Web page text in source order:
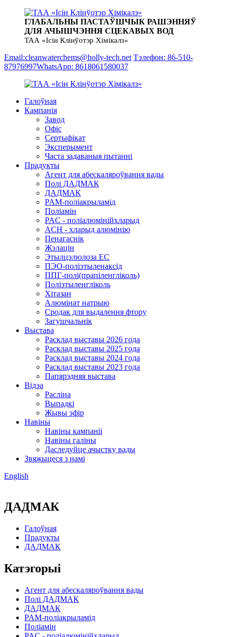
ГЛАБАЛЬНЫ ПАСТАЎШЧЫК РАШЭННЯЎ
ДЛЯ АЧЫШЧЭННЯ СЦЕКАВЫХ ВОД
ТАА «Ісін Клінўотэр Хімікалз»
Email:cleanwaterchems@holly-tech.net Тэлефон: 86-510-
87976997WhatsApp: 8618061580037
Галоўная
Кампанія
Завод
Офіс
Сертыфікат
Эксперымент
Часта задаваныя пытанні
Прадукты
Агент для абескаляроўвання вады
Полі ДАДМАК
ДАДМАК
PAM-поліакрыламід
Поліамін
PAC - поліалюмінійхларыд
ACH - хларыд алюмінію
Пенагаснік
Жэлацін
Этылцэлюлоза EC
ПЭО-поліэтыленаксід
ППГ-полі(прапіленгліколь)
Поліэтыленгліколь
Хітазан
Алюмінат натрыю
Сродак для выдалення фтору
Загушчальнік
Выстава
Расклад выставы 2026 года
Расклад выставы 2025 года
Расклад выставы 2024 года
Расклад выставы 2023 года
Папярэдняя выстава
Відэа
Расліна
Выпадкі
Жывы эфір
Навіны
Навіны кампаніі
Навіны галіны
Даследуйце ачыстку вады
Звяжыцеся з намі
English
ДАДМАК
Галоўная
Прадукты
ДАДМАК
Катэгорыі
Агент для абескаляроўвання вады
Полі ДАДМАК
ДАДМАК
PAM-поліакрыламід
Поліамін